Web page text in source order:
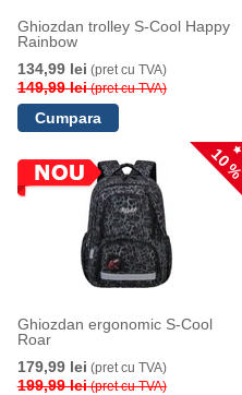
Ghiozdan trolley S-Cool Happy
Rainbow
134,99 lei (pret cu TVA)
149,99 lei(pret cu TVA)
10 %
Ghiozdan ergonomic S-Cool
Roar
179,99 lei (pret cu TVA)
199,99 lei(pret cu TVA)